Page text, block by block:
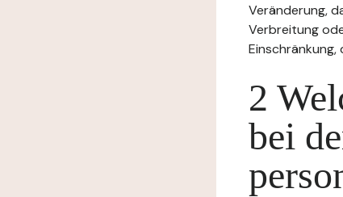
Veränderung,
Verbreitung
2
bei